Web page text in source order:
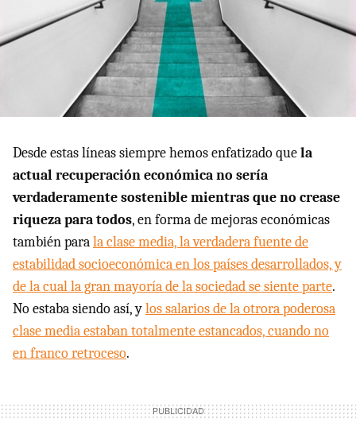
Desde estas líneas siempre hemos enfatizado quela
actual recuperación económica no sería
verdaderamente sostenible mientras que no crease
riqueza para todos, en forma de mejoras económicas
también parala clase media, la verdadera fuente de
estabilidad socioeconómica en los países desarrollados, y
de la cual la gran mayoría de la sociedad se siente parte.
No estaba siendo así, ylos salarios de la otrora poderosa
clase media estaban totalmente estancados, cuando no
en franco retroceso.